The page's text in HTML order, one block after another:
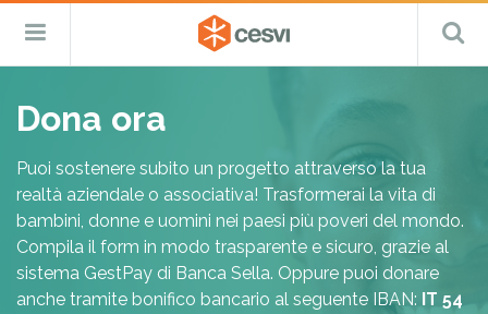
contenuto
CESVI
Fondazione
–
ETS
Sviluppo
Menu
Dona ora
Puoi sostenere subito un progetto attraverso la tua
realtà aziendale o associativa! Trasformerai la vita di
bambini, donne e uomini nei paesi più poveri del mondo.
Compila il form in modo trasparente e sicuro, grazie al
sistema GestPay di Banca Sella. Oppure puoi donare
anche tramite bonifico bancario al seguente IBAN: IT 54